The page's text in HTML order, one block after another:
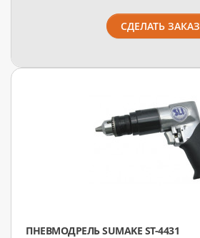
СДЕЛАТЬ ЗАКАЗ
ПНЕВМОДРЕЛЬ SUMAKE ST-4431